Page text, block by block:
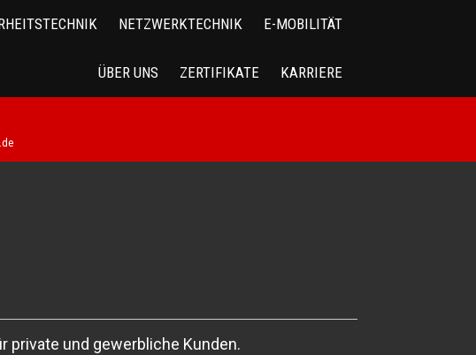
NETZWERKTECHNIK E-MOBILITÄT
ÜBER UNS ZERTIFIKATE KARRIERE
und gewerbliche Kunden.